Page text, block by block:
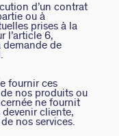
d’un contrat
ou à
prises à la
l’article 6,
demande de
fournir ces
nos produits ou
ne fournit
devenir cliente,
nos services.